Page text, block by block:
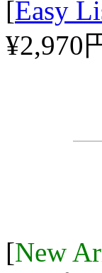
[Easy
¥2,970
[New